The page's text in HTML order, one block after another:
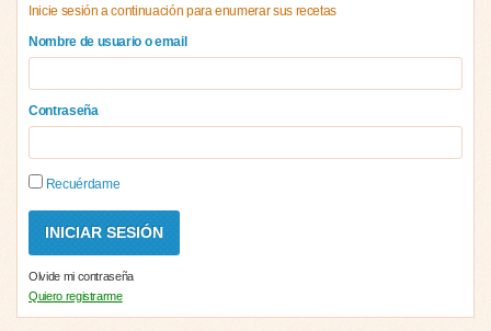
Inicie sesión a continuación para enumerar sus recetas
Nombre de usuario o email
Contraseña
Recuérdame
Olvide mi contraseña
Quiero registrarme